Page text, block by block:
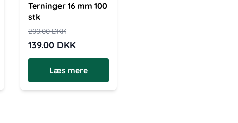
Terninger 16 mm 100
stk
200.00DKK
139.00 DKK
Læs mere